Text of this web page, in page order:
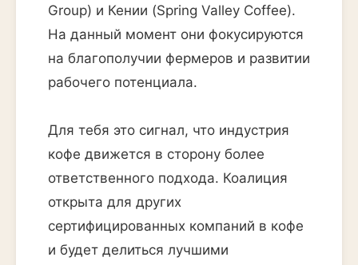
Group) и Кении (Spring Valley Coffee).
На данный момент они фокусируются
на благополучии фермеров и развитии
рабочего потенциала.
Для тебя это сигнал, что индустрия
кофе движется в сторону более
ответственного подхода. Коалиция
открыта для других
сертифицированных компаний в кофе
и будет делиться лучшими